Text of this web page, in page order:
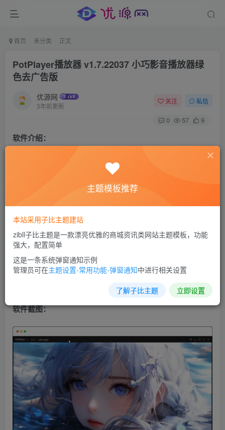
首页 未分类 正文
PotPlayer播放器 v1.7.22037 小巧影音播放器绿
色去广告版
优源网
3年前更新
关注 私信
0 57 9
软件介绍：
PotPlayer 是一款优秀的高清视频播放器，它的前身是著名的
KMPlayer。它可以播放大多数主流的视频、音频文件，并不
需要额外安装第三方解码器。它强大的定制性与扩展能力让
它成为播放高清影片的不二之选。PotPlayer是kmplayer的原
作者姜龙喜先生进入daum公司后的新一代作品，目前正在全
力开发中。由于采用delphi编译程序开发的kmplayer存在一
vc++进行构架。它还可用作高带宽网络上的IPv4或IPv6单播
软件截图：
主题模板推荐
本站采用子比主题建站
zibll子比主题是一款漂亮优雅的商城资讯类网站主题模板，功能
强大，配置简单
这是一条系统弹窗通知示例
管理员可在主题设置-常用功能-弹窗通知中进行相关设置
了解子比主题 立即设置